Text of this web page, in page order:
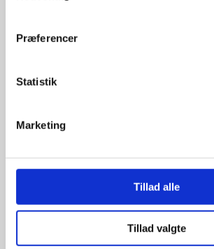
Præferencer
Statistik
Marketing
Tillad alle
Tillad valgte
Udvalget er langt større, så
idé til et konkret produkt,
helt særligt ønske, så
forespørgsel til
så finder vi det helt rigtige
til en konkurrence dygtig